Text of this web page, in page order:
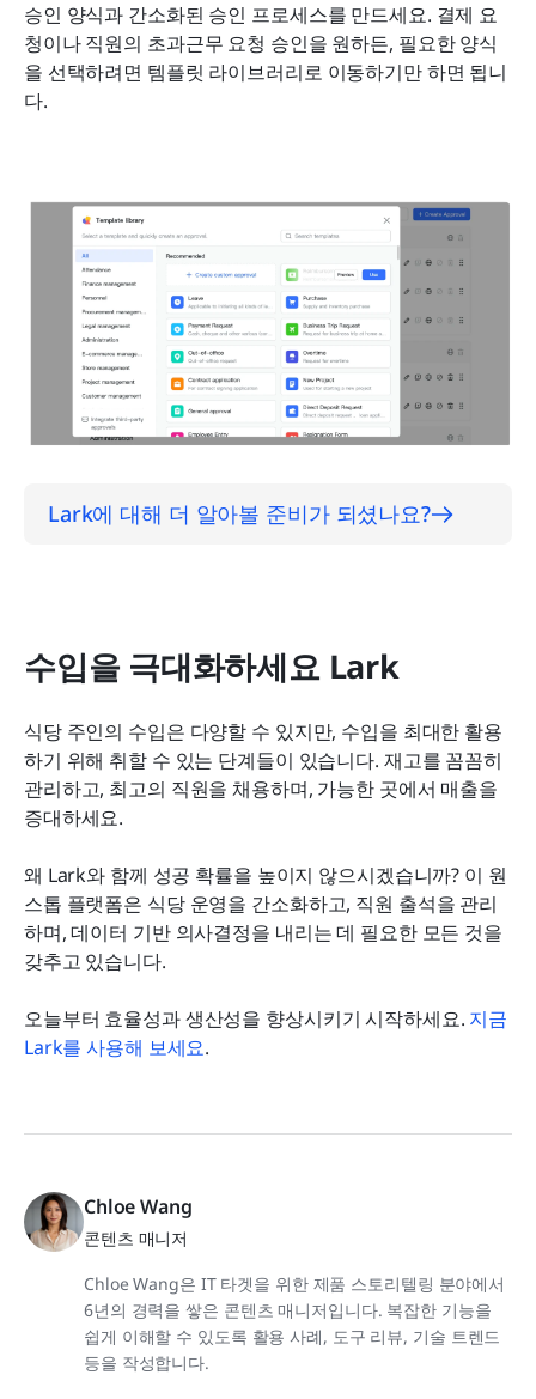
승인 양식과 간소화된 승인 프로세스를 만드세요. 결제 요
청이나 직원의 초과근무 요청 승인을 원하든, 필요한 양식
을 선택하려면 템플릿 라이브러리로 이동하기만 하면 됩니
다.
Lark에 대해 더 알아볼 준비가 되셨나요?
수입을 극대화하세요 Lark
식당 주인의 수입은 다양할 수 있지만, 수입을 최대한 활용
하기 위해 취할 수 있는 단계들이 있습니다. 재고를 꼼꼼히
관리하고, 최고의 직원을 채용하며, 가능한 곳에서 매출을
증대하세요.
왜 Lark와 함께 성공 확률을 높이지 않으시겠습니까? 이 원
스톱 플랫폼은 식당 운영을 간소화하고, 직원 출석을 관리
하며, 데이터 기반 의사결정을 내리는 데 필요한 모든 것을
갖추고 있습니다.
오늘부터 효율성과 생산성을 향상시키기 시작하세요. 지금
Lark를 사용해 보세요.
Chloe Wang
콘텐츠 매니저
Chloe Wang은 IT 타겟을 위한 제품 스토리텔링 분야에서
6년의 경력을 쌓은 콘텐츠 매니저입니다. 복잡한 기능을
쉽게 이해할 수 있도록 활용 사례, 도구 리뷰, 기술 트렌드
등을 작성합니다.